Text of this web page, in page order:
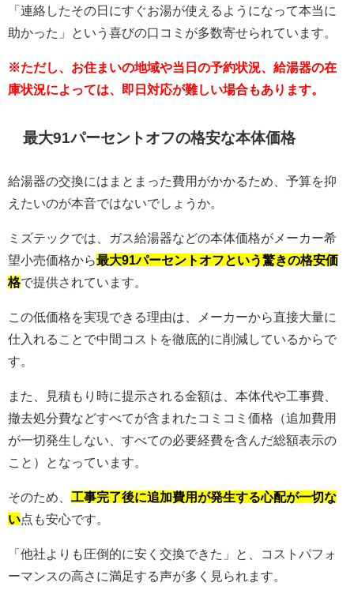
「連絡したその日にすぐお湯が使えるようになって本当に
助かった」という喜びの口コミが多数寄せられています。
※ただし、お住まいの地域や当日の予約状況、給湯器の在
庫状況によっては、即日対応が難しい場合もあります。
最大91パーセントオフの格安な本体価格
給湯器の交換にはまとまった費用がかかるため、予算を抑
えたいのが本音ではないでしょうか。
ミズテックでは、ガス給湯器などの本体価格がメーカー希
望小売価格から最大91パーセントオフという驚きの格安価
格で提供されています。
この低価格を実現できる理由は、メーカーから直接大量に
仕入れることで中間コストを徹底的に削減しているからで
す。
また、見積もり時に提示される金額は、本体代や工事費、
撤去処分費などすべてが含まれたコミコミ価格（追加費用
が一切発生しない、すべての必要経費を含んだ総額表示の
こと）となっています。
そのため、 工事完了後に追加費用が発生する心配が一切な
い点も安心です。
「他社よりも圧倒的に安く交換できた」と、コストパフォ
ーマンスの高さに満足する声が多く見られます。